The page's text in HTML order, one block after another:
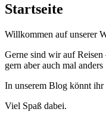
Startseite
Willkommen auf unserer
Gerne sind wir auf
gern aber auch mal
In unserem Blog könnt ihr
Viel Spaß dabei.